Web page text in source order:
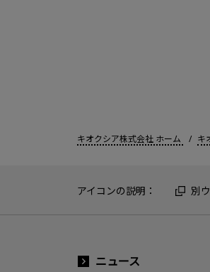
キオクシア株式会社 ホーム キ
アイコンの説明： 別
ニュース